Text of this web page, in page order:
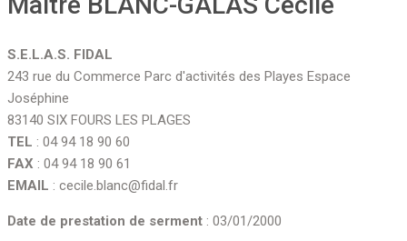
S.E.L.A.S. FIDAL
243 rue du Commerce Parc d'activités des Playes Espace
Joséphine
83140 SIX FOURS LES PLAGES
TEL : 04 94 18 90 60
FAX : 04 94 18 90 61
EMAIL : cecile.blanc@fidal.fr
Date de prestation de serment : 03/01/2000